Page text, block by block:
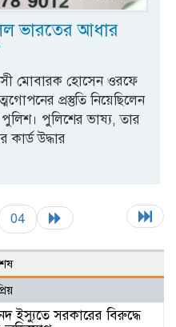
ভারতের আধার
মোবারক হোসেন ওরফে
প্রস্তুতি নিয়েছিলেন
পুলিশ। পুলিশের ভাষ্য, তার
উদ্ধার
04
ইস্যুতে সরকারের বিরুদ্ধে